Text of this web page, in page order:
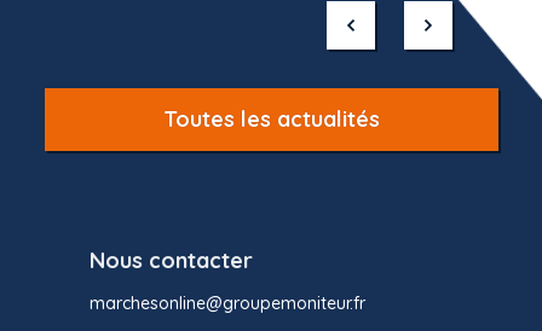
Toutes les actualités
Nous contacter
marchesonline@groupemoniteur.fr